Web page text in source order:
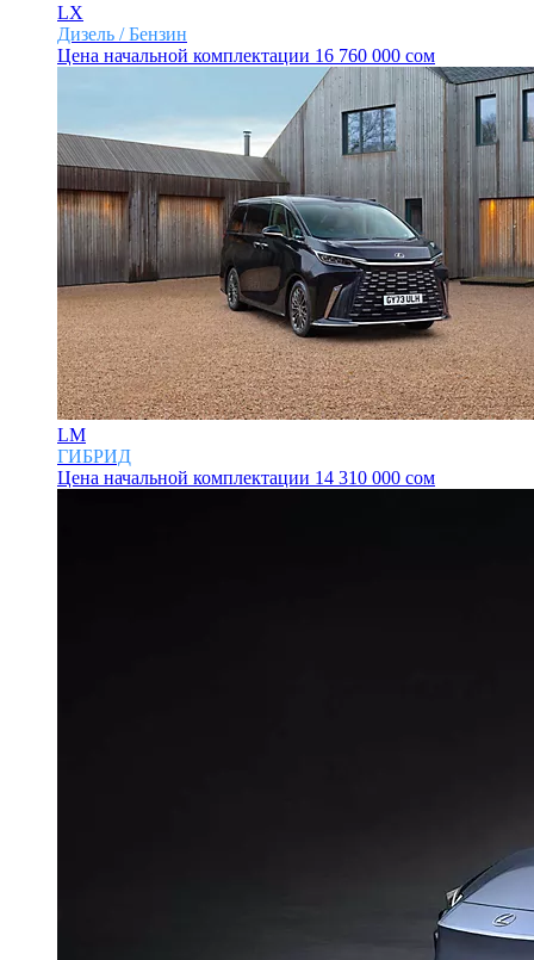
LX
Дизель / Бензин
Цена начальной комплектации 16 760 000 сом
LM
ГИБРИД
Цена начальной комплектации 14 310 000 сом